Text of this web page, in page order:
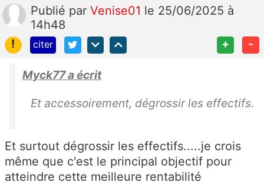
Publié par Venise01 le 25/06/2025 à
14h48
!
citer + -
Myck77 a écrit
Et accessoirement, dégrossir les effectifs.
Et surtout dégrossir les effectifs.....je crois
même que c'est le principal objectif pour
atteindre cette meilleure rentabilité